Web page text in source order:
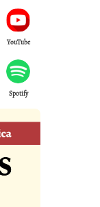
YouTube
Spotify